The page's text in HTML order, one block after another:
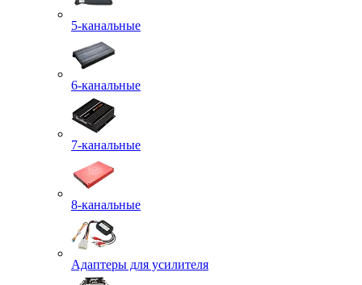
5-канальные
6-канальные
7-канальные
8-канальные
Адаптеры для усилителя